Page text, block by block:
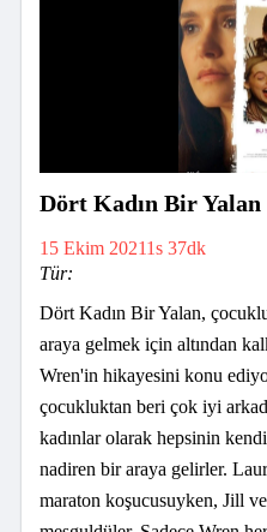
Dört Kadın Bir Yalan
15 Ekim 20211s 37dk
Tür:
Dört Kadın Bir Yalan,
araya gelmek için altından
Wren'in hikayesini konu
çocukluktan beri çok iyi
kadınlar olarak hepsinin
nadiren bir araya gelirler.
maraton koşucusuyken, Jill